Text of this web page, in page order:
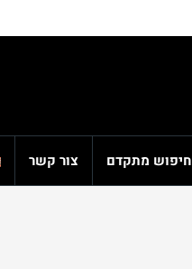
חיפוש מתקדם צור קשר